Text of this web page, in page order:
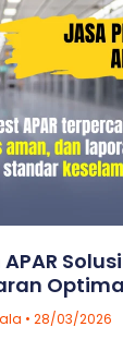
• 28/03/2026